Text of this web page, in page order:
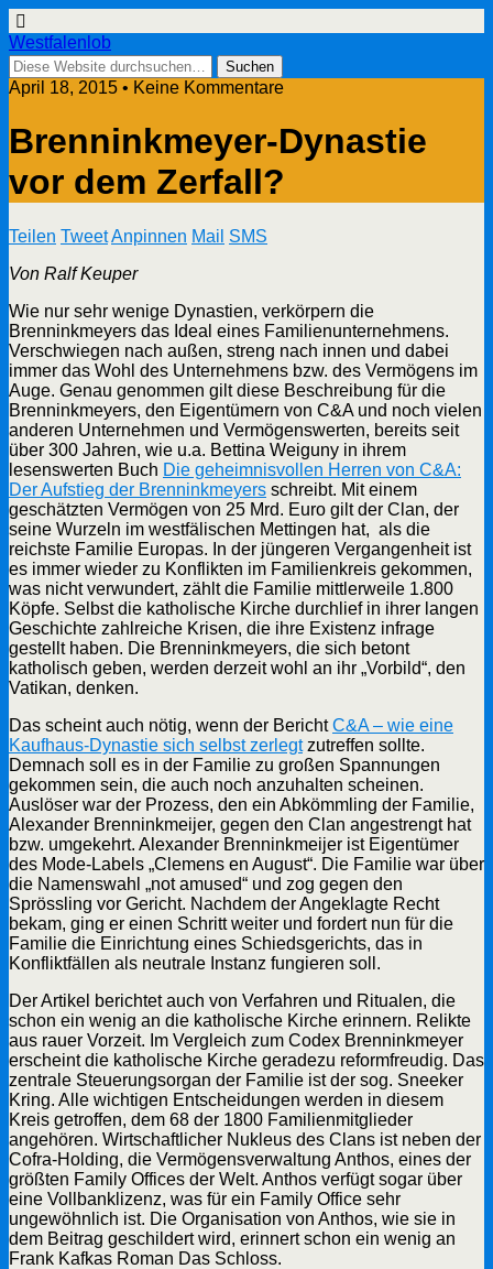
Westfalenlob
April 18, 2015 • Keine Kommentare
Brenninkmeyer-Dynastie
vor dem Zerfall?
Teilen TweetAnpinnen Mail SMS
Von Ralf Keuper
Wie nur sehr wenige Dynastien, verkörpern die
Brenninkmeyers das Ideal eines Familienunternehmens.
Verschwiegen nach außen, streng nach innen und dabei
immer das Wohl des Unternehmens bzw. des Vermögens im
Auge. Genau genommen gilt diese Beschreibung für die
Brenninkmeyers, den Eigentümern von C&A und noch vielen
anderen Unternehmen und Vermögenswerten, bereits seit
über 300 Jahren, wie u.a. Bettina Weiguny in ihrem
lesenswerten Buch Die geheimnisvollen Herren von C&A:
Der Aufstieg der Brenninkmeyers schreibt. Mit einem
geschätzten Vermögen von 25 Mrd. Euro gilt der Clan, der
seine Wurzeln im westfälischen Mettingen hat, als die
reichste Familie Europas. In der jüngeren Vergangenheit ist
es immer wieder zu Konflikten im Familienkreis gekommen,
was nicht verwundert, zählt die Familie mittlerweile 1.800
Köpfe. Selbst die katholische Kirche durchlief in ihrer langen
Geschichte zahlreiche Krisen, die ihre Existenz infrage
gestellt haben. Die Brenninkmeyers, die sich betont
katholisch geben, werden derzeit wohl an ihr „Vorbild“, den
Vatikan, denken.
Das scheint auch nötig, wenn der BerichtC&A – wie eine
Kaufhaus-Dynastie sich selbst zerlegtzutreffen sollte.
Demnach soll es in der Familie zu großen Spannungen
gekommen sein, die auch noch anzuhalten scheinen.
Auslöser war der Prozess, den ein Abkömmling der Familie,
Alexander Brenninkmeijer, gegen den Clan angestrengt hat
bzw. umgekehrt. Alexander Brenninkmeijer ist Eigentümer
des Mode-Labels „Clemens en August“. Die Familie war über
die Namenswahl „not amused“ und zog gegen den
Sprössling vor Gericht. Nachdem der Angeklagte Recht
bekam, ging er einen Schritt weiter und fordert nun für die
Familie die Einrichtung eines Schiedsgerichts, das in
Konfliktfällen als neutrale Instanz fungieren soll.
Der Artikel berichtet auch von Verfahren und Ritualen, die
schon ein wenig an die katholische Kirche erinnern. Relikte
aus rauer Vorzeit. Im Vergleich zum Codex Brenninkmeyer
erscheint die katholische Kirche geradezu reformfreudig. Das
zentrale Steuerungsorgan der Familie ist der sog. Sneeker
Kring. Alle wichtigen Entscheidungen werden in diesem
Kreis getroffen, dem 68 der 1800 Familienmitglieder
angehören. Wirtschaftlicher Nukleus des Clans ist neben der
Cofra-Holding, die Vermögensverwaltung Anthos, eines der
größten Family Offices der Welt. Anthos verfügt sogar über
eine Vollbanklizenz, was für ein Family Office sehr
ungewöhnlich ist. Die Organisation von Anthos, wie sie in
dem Beitrag geschildert wird, erinnert schon ein wenig an
Frank Kafkas Roman Das Schloss.